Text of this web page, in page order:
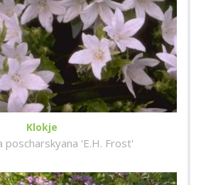
Klokje
poscharskyana 'E.H. Frost'